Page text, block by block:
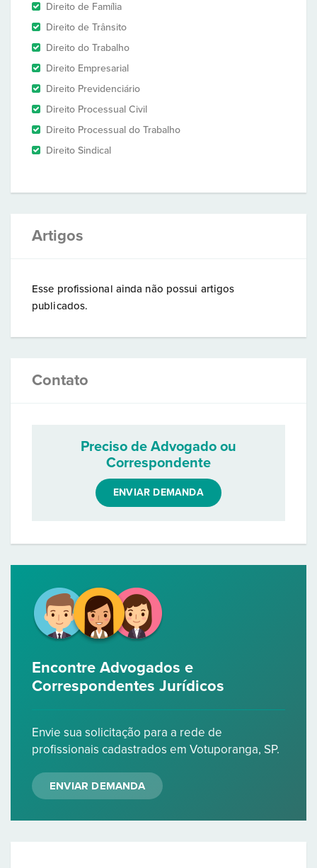
Direito de Família
Direito de Trânsito
Direito do Trabalho
Direito Empresarial
Direito Previdenciário
Direito Processual Civil
Direito Processual do Trabalho
Direito Sindical
Artigos
Esse profissional ainda não possui artigos
publicados.
Contato
Preciso de Advogado ou
Correspondente
ENVIAR DEMANDA
Encontre Advogados e
Correspondentes Jurídicos
Envie sua solicitação para a rede de
profissionais cadastrados em Votuporanga, SP.
ENVIAR DEMANDA